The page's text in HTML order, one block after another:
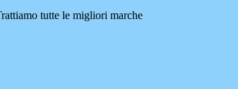
tutte le migliori marche